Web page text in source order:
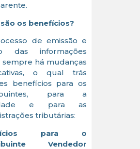
os benefícios?
de emissão e
das informações
sempre há mudanças
o qual trás
benefícios para os
para a
e para as
tributárias:
para o
Vendedor